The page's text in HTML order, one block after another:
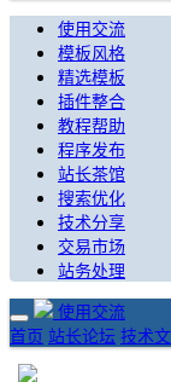
使用交流
模板风格
精选模板
插件整合
教程帮助
程序发布
站长茶馆
搜索优化
技术分享
交易市场
站务处理
使用交流
首页 站长论坛 技术